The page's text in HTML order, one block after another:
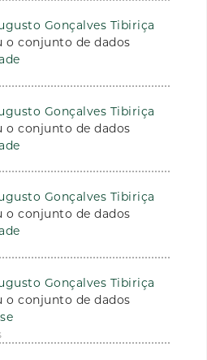
Gonçalves Tibiriça
o conjunto de dados
Gonçalves Tibiriça
o conjunto de dados
Gonçalves Tibiriça
o conjunto de dados
Gonçalves Tibiriça
o conjunto de dados